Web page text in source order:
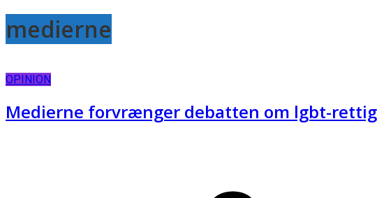
medierne
OPINION
Medierne forvrænger debatten om lgbt-